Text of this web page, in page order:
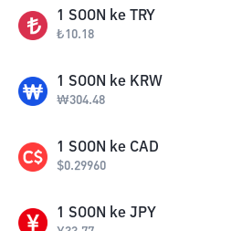
1 SOON ke TRY
₺10.18
1 SOON ke KRW
₩304.48
1 SOON ke CAD
$0.29960
1 SOON ke JPY